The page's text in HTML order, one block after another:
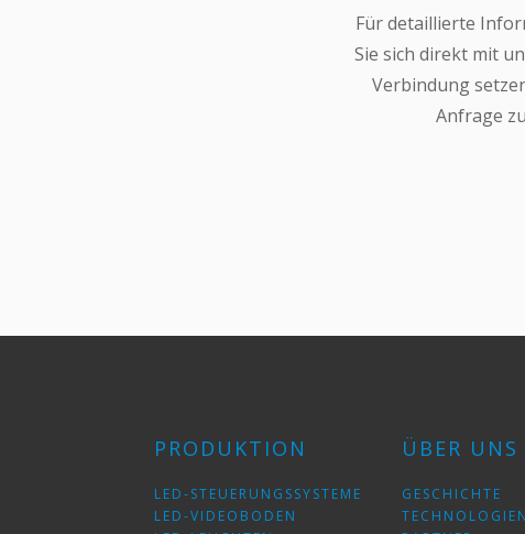
Für detaillierte
Sie sich direkt mit
Verbindung
Anfrage
PRODUKTION
LED-STEUERUNGSSYSTEME
LED-VIDEOBODEN
ÜBER UNS
GESCHICHTE
TECHNOLOGIEN